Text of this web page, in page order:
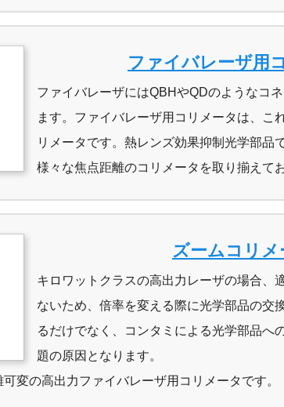
ファイバレーザ用
ファイバレーザにはQBHやQDのようなコ
ます。ファイバレーザ用コリメータは、こ
リメータです。熱レンズ効果抑制光学部品
様々な焦点距離のコリメータを取り揃えて
ズームコリメ
キロワットクラスの高出力レーザの場合、
ないため、倍率を変える際に光学部品の交
るだけでなく、コンタミによる光学部品へ
題の原因となります。
変の高出力ファイバレーザ用コリメータです。